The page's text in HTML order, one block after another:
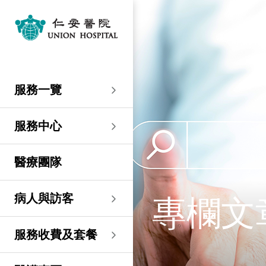
服務一覽
服務一覽
急症及門診
專科服務
專科服務
婦產科／生殖醫學
婦產科／生殖醫學
婦產科
生殖醫學科
外科
外科
乳房健康
泌尿外科
心胸肺外科
神經外科 (腦及脊椎)
整形外科
骨科
內科
內科
腸胃肝臟科
呼吸系統科
內分泌及糖尿科
風濕病科
腎科
腫瘤科
兒科
小兒外科及小兒泌尿科
過敏專科服務
其他醫療服務
其他醫療服務
健康檢查
疫苗注射
物理治療
營養諮詢
言語治療
服務中心
服務中心
大圍仁安醫院
仁安微創中心
兒科/嬰兒健康中心
乳房保健及治療中心
仁安保健中心
仁安內視鏡及日間手
術中心
尖沙咀 H Zentre
尖沙咀 H Zentre
仁安腫瘤中心
仁安醫療造影體檢中
心
尖沙咀美麗華廣場
尖沙咀美麗華廣場
仁安植髮中心
仁安醫院分科診所 (尖
沙咀)
仁安醫院分科診所 (尖
仁安醫院分科診所 (尖
沙咀) 內視鏡及日間治
療中心
分科診所
分科診所
沙咀)
仁安醫院分科診所 (將
軍澳)
仁安醫院分科診所
仁安醫院分科診所
(馬鞍山)
仁安醫院分科診所
(荃灣)
醫療團隊
病人與訪客
病人與訪客
入院準備
留院指南
部門服務時間
惡劣天氣安排
位置及交通 (泊車及院巴)
病人權益
病人權益
病人與家庭委員會
意見回饋
健康資訊
健康資訊
小冊子
服務收費及套餐
服務收費及套餐
醫療券計劃
醫護專區
預算費用
預算費用
度的先導計劃
住院及手術費用預計表
服務費用預算
休假通知只適用於V-
CODE醫生
護士訓練學校
護士網上培訓系統
(CNE)
關於仁安
仁安概覽
紀念日誌
醫學研究
認證及獎項
臨床績效指標
仁心仁術慈善計劃
資訊中心
資訊中心
新聞稿
專欄文章
小冊子
影片
感染控制
職位空缺
聯絡我們
聯絡我們
位置及交通 (泊車及院巴)
意見回饋
其他查詢
專欄文